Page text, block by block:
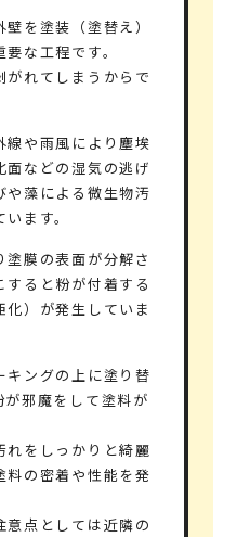
を塗装（塗替え）
な工程です。
がれてしまうからで
線や雨風により塵埃
面などの湿気の逃げ
や藻による微生物汚
ます。
塗膜の表面が分解さ
ると粉が付着する
）が発生していま
キングの上に塗り替
邪魔をして塗料が
れをしっかりと綺麗
料の密着や性能を発
意点としては近隣の